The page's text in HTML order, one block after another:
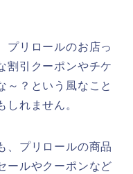
プリロールのお店っ
割引クーポンやチケ
～？という風なこと
しれません。
、プリロールの商品
ールやクーポンなど